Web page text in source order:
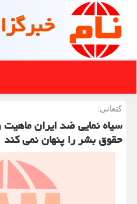
كنعانی:
سیاه نمایی ضد ایران
حقوق بشر را پنهان نمی کند